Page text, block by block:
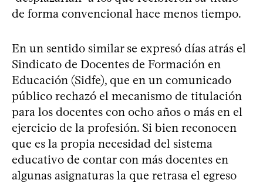
de forma convencional hace menos tiempo.
En un sentido similar se expresó días atrás el
Sindicato de Docentes de Formación en
Educación (Sidfe), que en un comunicado
público rechazó el mecanismo de titulación
para los docentes con ocho años o más en el
ejercicio de la profesión. Si bien reconocen
que es la propia necesidad del sistema
educativo de contar con más docentes en
algunas asignaturas la que retrasa el egreso